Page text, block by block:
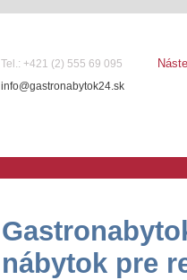
Tel.: +421 (2) 555 69 095
info@gastronabytok24.sk
nábytok pre